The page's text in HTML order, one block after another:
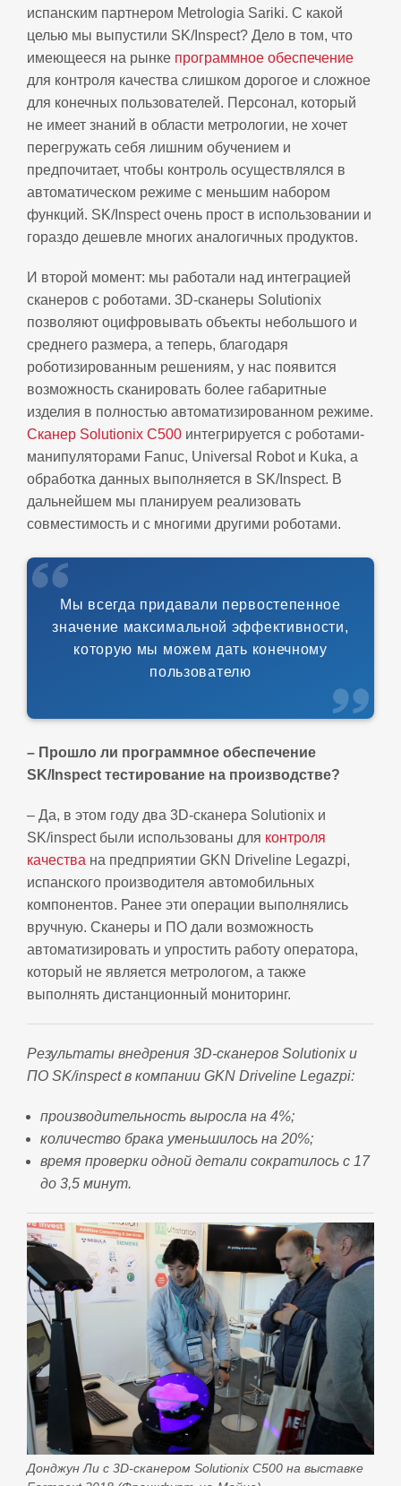
испанским партнером Metrologia Sariki. С какой
целью мы выпустили SK/Inspect? Дело в том, что
имеющееся на рынке программное обеспечение
для контроля качества слишком дорогое и сложное
для конечных пользователей. Персонал, который
не имеет знаний в области метрологии, не хочет
перегружать себя лишним обучением и
предпочитает, чтобы контроль осуществлялся в
автоматическом режиме с меньшим набором
функций. SK/Inspect очень прост в использовании и
гораздо дешевле многих аналогичных продуктов.
И второй момент: мы работали над интеграцией
сканеров с роботами. 3D-сканеры Solutionix
позволяют оцифровывать объекты небольшого и
среднего размера, а теперь, благодаря
роботизированным решениям, у нас появится
возможность сканировать более габаритные
изделия в полностью автоматизированном режиме.
Сканер Solutionix C500 интегрируется с роботами-
манипуляторами Fanuc, Universal Robot и Kuka, а
обработка данных выполняется в SK/Inspect. В
дальнейшем мы планируем реализовать
совместимость и с многими другими роботами.
Мы всегда придавали первостепенное
значение максимальной эффективности,
которую мы можем дать конечному
пользователю
– Прошло ли программное обеспечение
SK/Inspect тестирование на производстве?
– Да, в этом году два 3D-сканера Solutionix и
SK/inspect были использованы для контроля
качества на предприятии GKN Driveline Legazpi,
испанского производителя автомобильных
компонентов. Ранее эти операции выполнялись
вручную. Сканеры и ПО дали возможность
автоматизировать и упростить работу оператора,
который не является метрологом, а также
выполнять дистанционный мониторинг.
Результаты внедрения 3D-сканеров Solutionix и
ПО SK/inspect в компании GKN Driveline Legazpi:
производительность выросла на 4%;
количество брака уменьшилось на 20%;
время проверки одной детали сократилось с 17
до 3,5 минут.
Донджун Ли c 3D-сканером Solutionix C500 на выставке